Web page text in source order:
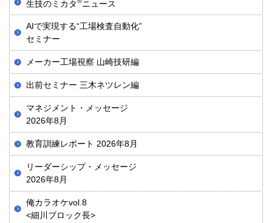
生技のミカタ ニュース
AIで実現する“工場検査自動化”
セミナー
メーカー工場視察 山崎技研編
出前セミナー 三木ネツレン編
マネジメント・メッセージ
2026年8月
教育訓練レポート 2026年8月
リーダーシップ・メッセージ
2026年8月
俺カラオケvol.8
<細川ブロック長>